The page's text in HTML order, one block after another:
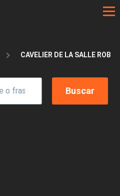
de ayuda a la
CAVELIER DE LA SALLE